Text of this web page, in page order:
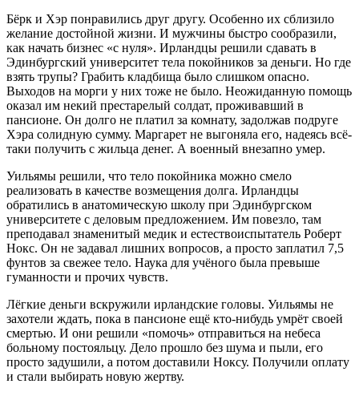
Бёрк и Хэр понравились друг другу. Особенно их сблизило
желание достойной жизни. И мужчины быстро сообразили,
как начать бизнес «с нуля». Ирландцы решили сдавать в
Эдинбургский университет тела покойников за деньги. Но где
взять трупы? Грабить кладбища было слишком опасно.
Выходов на морги у них тоже не было. Неожиданную помощь
оказал им некий престарелый солдат, проживавший в
пансионе. Он долго не платил за комнату, задолжав подруге
Хэра солидную сумму. Маргарет не выгоняла его, надеясь всё-
таки получить с жильца денег. А военный внезапно умер.
Уильямы решили, что тело покойника можно смело
реализовать в качестве возмещения долга. Ирландцы
обратились в анатомическую школу при Эдинбургском
университете с деловым предложением. Им повезло, там
преподавал знаменитый медик и естествоиспытатель Роберт
Нокс. Он не задавал лишних вопросов, а просто заплатил 7,5
фунтов за свежее тело. Наука для учёного была превыше
гуманности и прочих чувств.
Лёгкие деньги вскружили ирландские головы. Уильямы не
захотели ждать, пока в пансионе ещё кто-нибудь умрёт своей
смертью. И они решили «помочь» отправиться на небеса
больному постояльцу. Дело прошло без шума и пыли, его
просто задушили, а потом доставили Ноксу. Получили оплату
и стали выбирать новую жертву.